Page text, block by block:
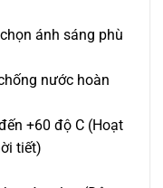
ánh sáng phù
nước hoàn
+60 độ C (Hoạt
tiết)